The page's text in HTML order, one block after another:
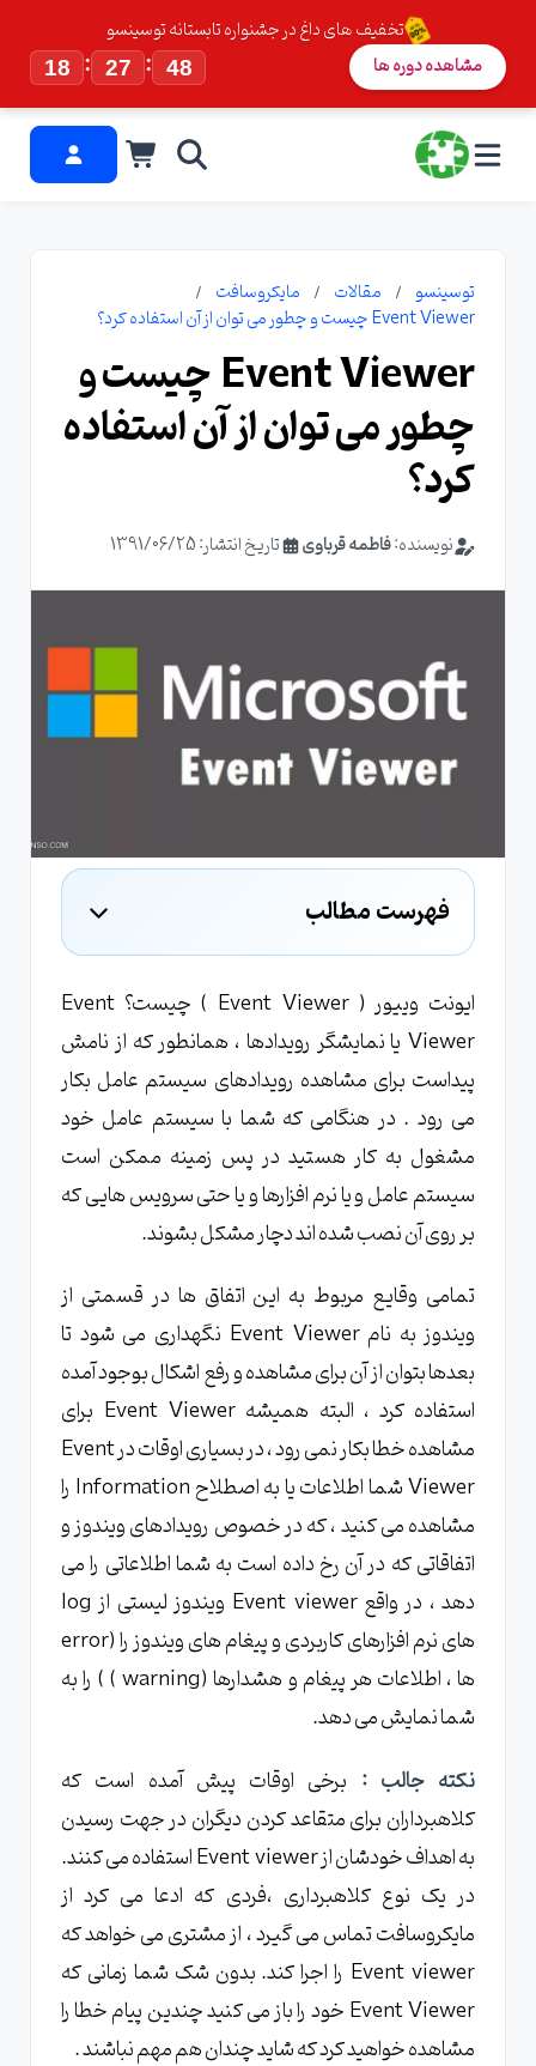
تخفیف های داغ در جشنواره تابستانه توسینسو
18
: 27 : 47 مشاهده دوره ها
توسینسو مقالات
مایکروسافت
Event Viewer چیست و چطور می توان از آن استفاده کرد؟
Event Viewer چیست و
چطور می توان از آن استفاده
کرد؟
نویسنده:فاطمه قرباوی تاریخ انتشار: 1391/06/25
فهرست مطالب
معرفی اجرای Event viewer
آموزش استفاده از Event viewer
ایونت وییور ( Event Viewer ) چیست؟ Event
Viewer یا نمایشگر رویدادها ، همانطور که از نامش
پیداست برای مشاهده رویدادهای سیستم عامل بکار
می رود . در هنگامی که شما با سیستم عامل خود
مشغول به کار هستید در پس زمینه ممکن است
سیستم عامل و یا نرم افزارها و یا حتی سرویس هایی که
بر روی آن نصب شده اند دچار مشکل بشوند.
تمامی وقایع مربوط به این اتفاق ها در قسمتی از
ویندوز به نام Event Viewer نگهداری می شود تا
بعدها بتوان از آن برای مشاهده و رفع اشکال بوجود آمده
استفاده کرد ، البته همیشه Event Viewer برای
مشاهده خطا بکار نمی رود ، در بسیاری اوقات در Event
Viewer شما اطلاعات یا به اصطلاح Information را
مشاهده می کنید ، که در خصوص رویدادهای ویندوز و
اتفاقاتی که در آن رخ داده است به شما اطلاعاتی را می
دهد ، در واقع Event viewer ویندوز لیستی از log
های نرم افزارهای کاربردی و پیغام های ویندوز را (error
ها ، اطلاعات هر پیغام و هشدارها (warning ) ) را به
شما نمایش می دهد.
نکته جالب : برخی اوقات پیش آمده است که
کلاهبرداران برای متقاعد کردن دیگران در جهت رسیدن
به اهداف خودشان از Event viewer استفاده می کنند.
در یک نوع کلاهبرداری ،فردی که ادعا می کرد از
مایکروسافت تماس می گیرد ، از مشتری می خواهد که
Event viewer را اجرا کند. بدون شک شما زمانی که
Event Viewer خود را باز می کنید چندین پیام خطا را
مشاهده خواهید کرد که شاید چندان هم مهم نباشند .